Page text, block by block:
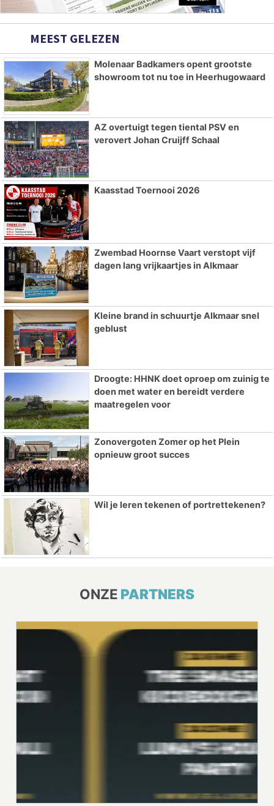
MEEST GELEZEN
Molenaar Badkamers opent grootste
showroom tot nu toe in Heerhugowaard
AZ overtuigt tegen tiental PSV en
verovert Johan Cruijff Schaal
Kaasstad Toernooi 2026
Zwembad Hoornse Vaart verstopt vijf
dagen lang vrijkaartjes in Alkmaar
Kleine brand in schuurtje Alkmaar snel
geblust
Droogte: HHNK doet oproep om zuinig te
doen met water en bereidt verdere
maatregelen voor
Zonovergoten Zomer op het Plein
opnieuw groot succes
Wil je leren tekenen of portrettekenen?
ONZE PARTNERS